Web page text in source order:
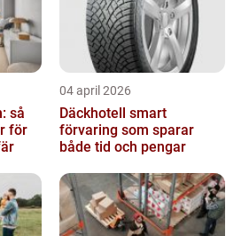
så
för
04 april 2026
Däckhotell smart
förvaring som sparar
både tid och pengar